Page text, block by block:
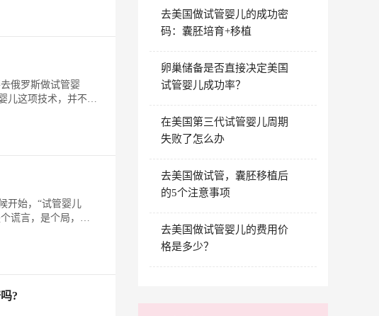
俄罗斯做试管婴
儿这项技术，并不是
开始，“试管婴儿
谎言，是个局，仍
?
去美国做试管婴儿的成功密
码：囊胚培育+移植
卵巢储备是否直接决定美国
试管婴儿成功率？
在美国第三代试管婴儿周期
失败了怎么办
去美国做试管，囊胚移植后
的5个注意事项
去美国做试管婴儿的费用价
格是多少？